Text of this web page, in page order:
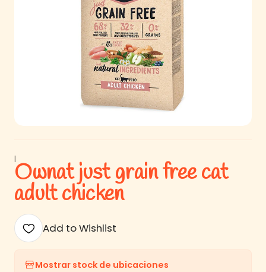
|
Ownat just grain free cat
adult chicken
Add to Wishlist
Mostrar stock de ubicaciones